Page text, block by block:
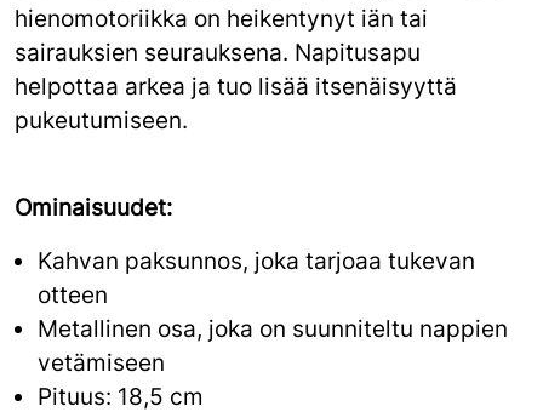
hienomotoriikka on heikentynyt iän tai
sairauksien seurauksena. Napitusapu
helpottaa arkea ja tuo lisää itsenäisyyttä
pukeutumiseen.
Ominaisuudet:
Kahvan paksunnos, joka tarjoaa tukevan
otteen
Metallinen osa, joka on suunniteltu nappien
vetämiseen
Pituus: 18,5 cm